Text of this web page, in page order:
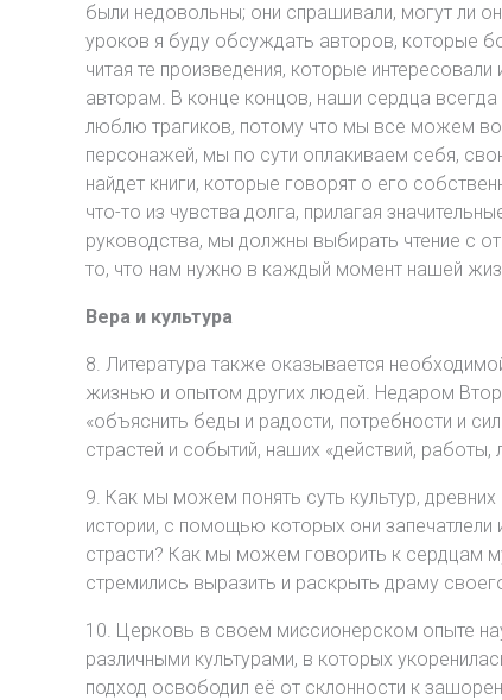
были недовольны; они спрашивали, могут ли
уроков я буду обсуждать авторов, которые
читая те произведения, которые
авторам. В конце концов, наши сердца
люблю трагиков, потому что мы все можем
персонажей, мы по сути оплакиваем себя,
найдет книги, которые говорят о его
что-то из чувства долга, прилагая
руководства, мы должны выбирать чтение с
то, что нам нужно в каждый момент нашей
Вера и культура
8. Литература также оказывается
жизнью и опытом других людей. Недаром
«объяснить беды и радости, потребности и
страстей и событий, наших «действий,
9. Как мы можем понять суть культур,
истории, с помощью которых они
страсти? Как мы можем говорить к сердцам
стремились выразить и раскрыть драму
10. Церковь в своем миссионерском опыте
различными культурами, в которых
подход освободил её от склонности к